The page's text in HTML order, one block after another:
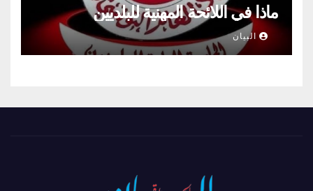
ماذا في اللائحة المهنية للبلديين
البيان